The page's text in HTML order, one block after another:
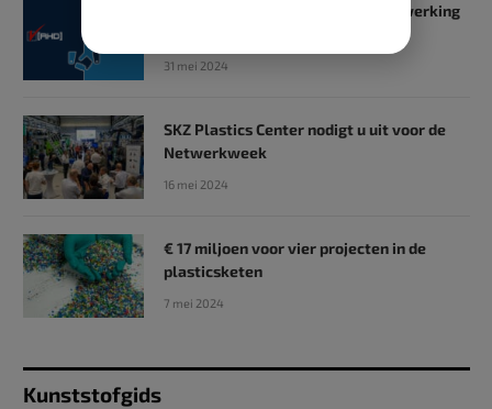
SKZ en RHD GmbH starten samenwerking
31 mei 2024
SKZ Plastics Center nodigt u uit voor de
Netwerkweek
16 mei 2024
€ 17 miljoen voor vier projecten in de
plasticsketen
7 mei 2024
Kunststofgids